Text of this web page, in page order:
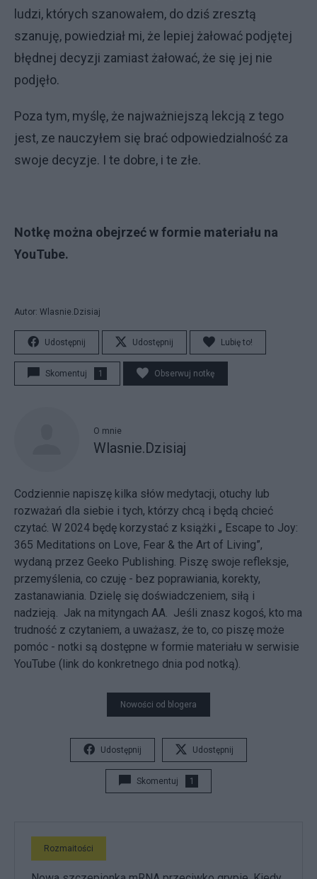
ludzi, których szanowałem, do dziś zresztą
szanuję, powiedział mi, że lepiej żałować podjętej
błędnej decyzji zamiast żałować, że się jej nie
podjęło.
Poza tym, myślę, że najważniejszą lekcją z tego
jest, ze nauczyłem się brać odpowiedzialność za
swoje decyzje. I te dobre, i te złe.
Notkę można obejrzeć w formie materiału na
YouTube.
Autor: Wlasnie.Dzisiaj
Udostępnij Udostępnij Lubię to!
Skomentuj 1 Obserwuj notkę
O mnie
Wlasnie.Dzisiaj
Codziennie napiszę kilka słów medytacji, otuchy lub
rozważań dla siebie i tych, którzy chcą i będą chcieć
czytać. W 2024 będę korzystać z książki „ Escape to Joy:
365 Meditations on Love, Fear & the Art of Living”,
wydaną przez Geeko Publishing. Piszę swoje refleksje,
przemyślenia, co czuję - bez poprawiania, korekty,
zastanawiania. Dzielę się doświadczeniem, siłą i
nadzieją. Jak na mityngach AA. Jeśli znasz kogoś, kto ma
trudność z czytaniem, a uważasz, że to, co piszę może
pomóc - notki są dostępne w formie materiału w serwisie
YouTube (link do konkretnego dnia pod notką).
Nowości od blogera
Udostępnij Udostępnij
Skomentuj 1
Rozmaitości